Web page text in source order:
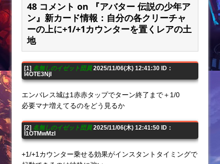
48 コメント on 『アバター 伝説の少年ア
ン』新カード情報：自分の各クリーチャ
ーの上に+1/+1カウンターを置くレアの土
地
[1] 名無しのイゼット団員2025/11/06(木) 12:41:30 ID：
I4OTE3NjI
エンバレス城は1赤赤タップでターン終了まで＋1/0
必要マナ増えてるのをどう見るか
[2] 名無しのイゼット団員2025/11/06(木) 12:41:50 ID：
I1OTMwMzI
+1/+1カウンター乗せる効果がインスタントタイミングで